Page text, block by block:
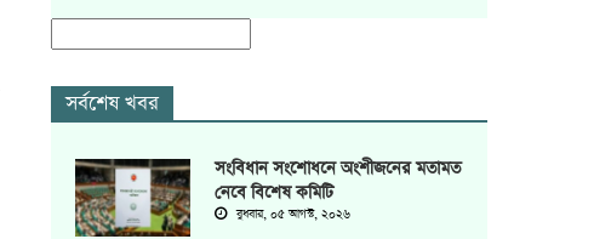
সর্বশেষ খবর
সংবিধান সংশোধনে অংশীজনের মতামত
নেবে বিশেষ কমিটি
বুধবার, ০৫ আগস্ট, ২০২৬